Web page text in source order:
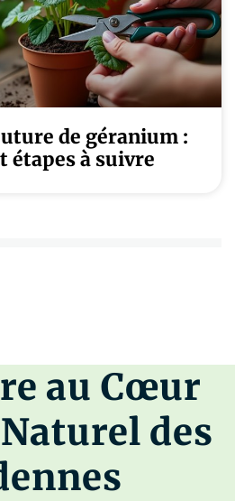
de géranium :
étapes à suivre
au Cœur
des